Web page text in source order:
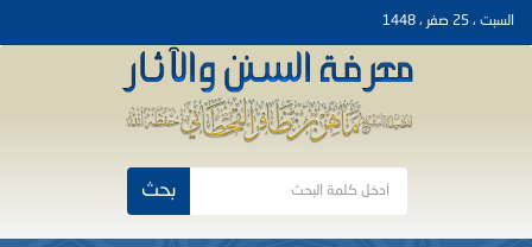
السبت ، 25 صفر ، 1448
بحث